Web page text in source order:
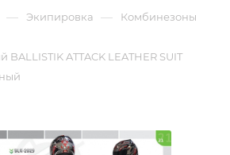
— Экипировка — Комбинезоны
ATTACK LEATHER SUIT